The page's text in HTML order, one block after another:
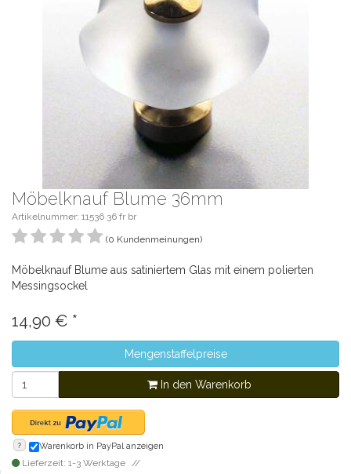
Möbelknauf Blume 36mm
Artikelnummer: 11536 36 fr br
(0 Kundenmeinungen)
Möbelknauf Blume aus satiniertem Glas mit einem polierten
Messingsockel
14,90 € *
Mengenstaffelpreise
In den Warenkorb
? Warenkorb in PayPal anzeigen
Lieferzeit: 1-3 Werktage